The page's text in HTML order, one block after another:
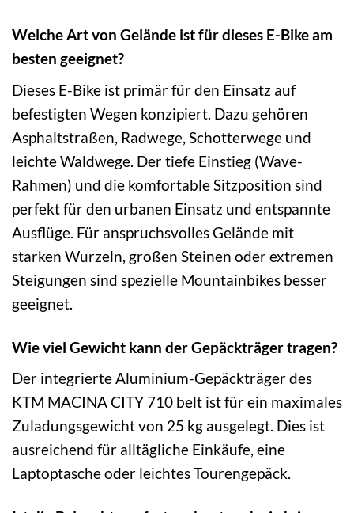
Welche Art von Gelände ist für dieses E-Bike am
besten geeignet?
Dieses E-Bike ist primär für den Einsatz auf
befestigten Wegen konzipiert. Dazu gehören
Asphaltstraßen, Radwege, Schotterwege und
leichte Waldwege. Der tiefe Einstieg (Wave-
Rahmen) und die komfortable Sitzposition sind
perfekt für den urbanen Einsatz und entspannte
Ausflüge. Für anspruchsvolles Gelände mit
starken Wurzeln, großen Steinen oder extremen
Steigungen sind spezielle Mountainbikes besser
geeignet.
Wie viel Gewicht kann der Gepäckträger tragen?
Der integrierte Aluminium-Gepäckträger des
KTM MACINA CITY 710 belt ist für ein maximales
Zuladungsgewicht von 25 kg ausgelegt. Dies ist
ausreichend für alltägliche Einkäufe, eine
Laptoptasche oder leichtes Tourengepäck.